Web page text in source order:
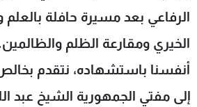
الرفاعي بعد مسيرة حافلة بالعلم
الخيري ومقارعة الظلم والظالمين.
أنفسنا باستشهاده، نتقدم
إلى مفتي الجمهورية الشيخ عبد
الإنـتـاج
لاعلاناتكم
تواصل معنا
شروط
سياسة